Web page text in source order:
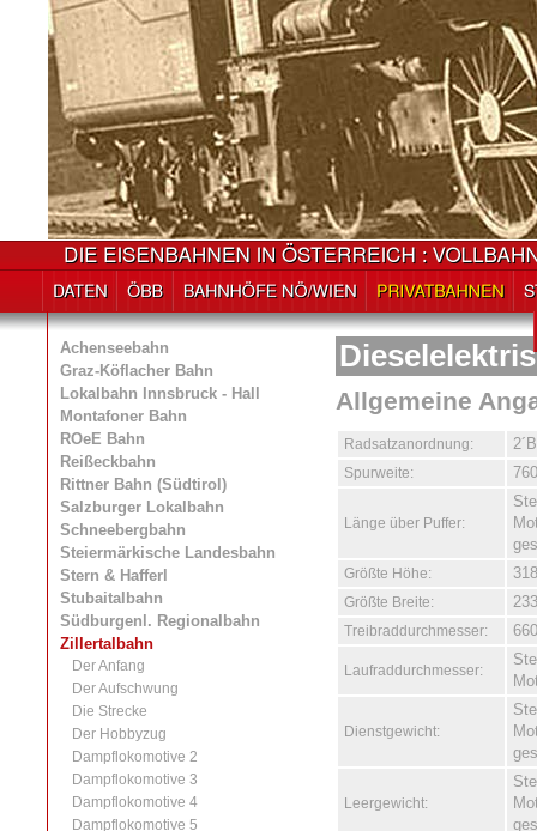
Achenseebahn
Graz-Köflacher Bahn
Lokalbahn Innsbruck - Hall
Montafoner Bahn
ROeE Bahn
Reißeckbahn
Rittner Bahn (Südtirol)
Salzburger Lokalbahn
Schneebergbahn
Steiermärkische Landesbahn
Stern & Hafferl
Stubaitalbahn
Südburgenl. Regionalbahn
Zillertalbahn
Der Anfang
Der Aufschwung
Die Strecke
Der Hobbyzug
Dampflokomotive 2
Dampflokomotive 3
Dampflokomotive 4
Dampflokomotive 5
Allgemeine
Radsatzanordnung:
Spurweite:
Länge über Puffer:
Größte Höhe:
Größte Breite:
Treibraddurchmesser:
Laufraddurchmesser:
Dienstgewicht:
Leergewicht: